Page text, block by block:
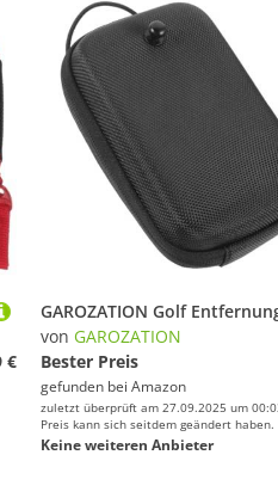
€
von GAROZATION
Bester Preis
gefunden bei Amazon
zuletzt überprüft am 27.09.2025 um
Preis kann sich seitdem geändert haben.
Keine weiteren Anbieter